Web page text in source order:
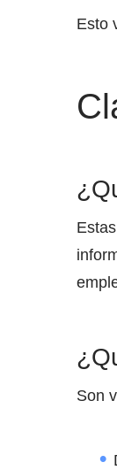
Esto
Son